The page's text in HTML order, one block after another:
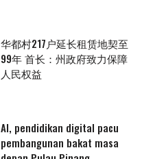
华都村217户延长租赁地契至
99年 首长：州政府致力保障
人民权益
AI, pendidikan digital pacu
pembangunan bakat masa